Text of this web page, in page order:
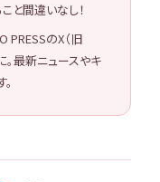
と間違いなし！
PRESSのX（旧
。最新ニュースやキ